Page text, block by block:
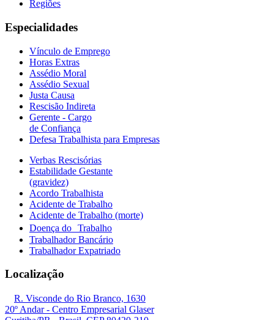
Regiões
Especialidades
Vínculo de Emprego
Horas Extras
Assédio Moral
Assédio Sexual
Justa Causa
Rescisão Indireta
Gerente - Cargo
de Confiança
Defesa Trabalhista para Empresas
Verbas Rescisórias
Estabilidade Gestante
(gravidez)
Acordo Trabalhista
Acidente de Trabalho
Acidente de Trabalho (morte)
Doença do Trabalho
Trabalhador Bancário
Trabalhador Expatriado
Localização
R. Visconde do Rio Branco, 1630
20º Andar - Centro Empresarial Glaser